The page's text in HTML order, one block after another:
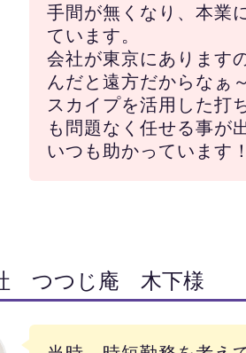
手間が無くなり、本業
ています。
会社が東京にあります
んだと遠方だからなぁ
スカイプを活用した打
も問題なく任せる事が
いつも助かっています！
つつじ庵 木下様